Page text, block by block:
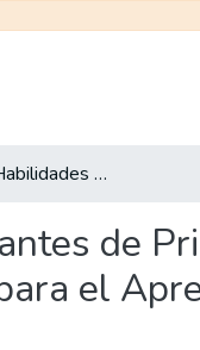
Desarrollo de Habilidades Ofimática en Estudiantes de Primer Nivel del Técnico Superior en Enfermería: Implicaciones para el Aprendizaje Constructivista
de
el